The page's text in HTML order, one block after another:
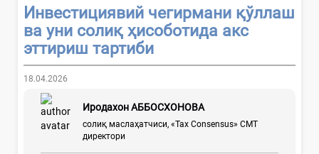
Инвестициявий чегирмани қўллаш
ва уни солиқ ҳисоботида акс
эттириш тартиби
18.04.2026
Иродахон АББОСХОНОВА
солиқ маслаҳатчиси, «Tax Consensus» СМТ
директори